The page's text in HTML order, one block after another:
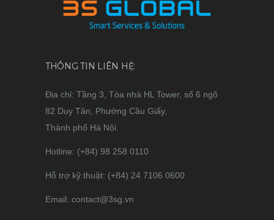
THÔNG TIN LIÊN HỆ:
Địa chỉ: Tầng 3, Tòa nhà HL Tower, số 6 ngõ
82 Duy Tân, Phường Cầu Giấy,
Thành phố Hà Nội.
Hotline: (+84) 98 258 0110
Hỗ trợ kỹ thuật: (+84) 24 7106 0600
Email: contact@3sg.vn